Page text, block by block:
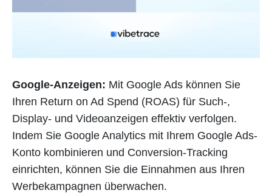
Google-Anzeigen: Mit Google Ads können Sie
Ihren Return on Ad Spend (ROAS) für Such-,
Display- und Videoanzeigen effektiv verfolgen.
Indem Sie Google Analytics mit Ihrem Google Ads-
Konto kombinieren und Conversion-Tracking
einrichten, können Sie die Einnahmen aus Ihren
Werbekampagnen überwachen.